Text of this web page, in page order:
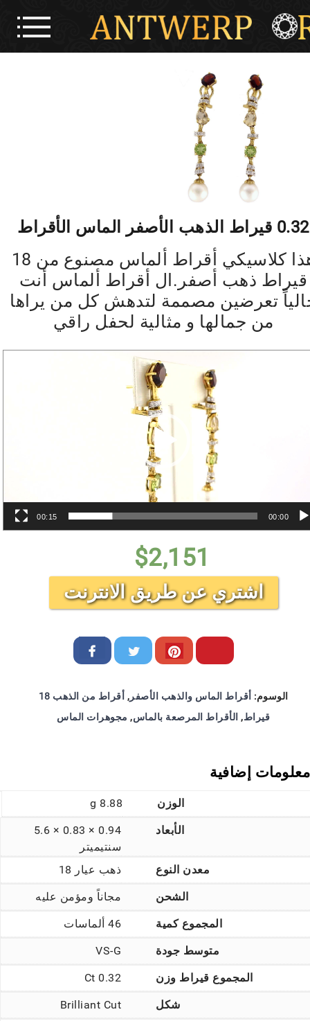
0.32 قيراط الذهب الأصفر الماس الأقراط
هذا كلاسيكي أقراط ألماس مصنوع من 18
قيراط ذهب أصفر.ال أقراط ألماس أنت
تعرضين مصممة لتدهش كل من يراها
من جمالها و مثالية لحفل راقي
مشغل
الفيديو
00:00
00:15
$2,151
اشتري عن طريق الانترنت
الوسوم: أقراط الماس والذهب الأصفر ,
أقراط من الذهب 18
قيراط, الأقراط المرصعة بالماس, مجوهرات الماس
معلومات إضافية
الوزن 8.88 g
الأبعاد
0.94 × 0.83 × 5.6
سنتيميتر
معدن النوع
ذهب عيار 18
الشحن مجاناً ومؤمن عليه
المجموع كمية 46 ألماسات
متوسط جودة VS-G
المجموع قيراط وزن 0.32 Ct
شكل Brilliant Cut